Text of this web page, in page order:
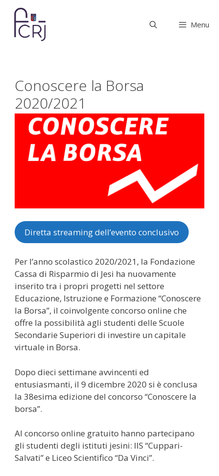
contenuto
Menu
Conoscere la Borsa
2020/2021
Diretta streaming dell’evento conclusivo
Per l’anno scolastico 2020/2021, la Fondazione
Cassa di Risparmio di Jesi ha nuovamente
inserito tra i propri progetti nel settore
Educazione, Istruzione e Formazione “Conoscere
la Borsa”, il coinvolgente concorso online che
offre la possibilità agli studenti delle Scuole
Secondarie Superiori di investire un capitale
virtuale in Borsa.
Dopo dieci settimane avvincenti ed
entusiasmanti, il 9 dicembre 2020 si è conclusa
la 38esima edizione del concorso “Conoscere la
borsa”.
Al concorso online gratuito hanno partecipano
gli studenti degli istituti jesini: IIS “Cuppari-
Salvati” e Liceo Scientifico “Da Vinci”.